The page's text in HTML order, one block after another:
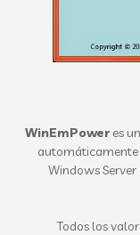
WinEmPoweres
automáticamente
Windows
Todos los